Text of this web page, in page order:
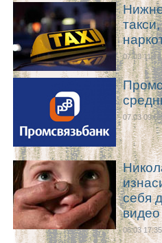
07.03 11:23
07.03 09:52
себя
видео
06.03 17:35